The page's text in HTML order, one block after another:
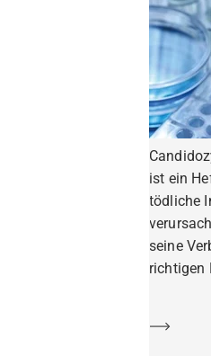
ist ein
tödliche
seine
richtigen
Mehr